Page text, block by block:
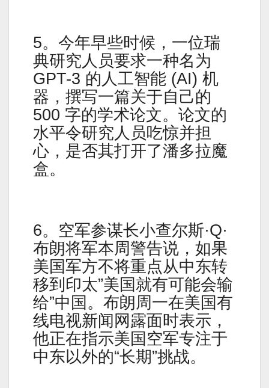
5。今年早些时候，一位瑞
典研究人员要求一种名为
GPT-3 的人工智能 (AI) 机
器，撰写一篇关于自己的
500 字的学术论文。论文的
水平令研究人员吃惊并担
心，是否其打开了潘多拉魔
盒。
6。空军参谋长小查尔斯·Q·
布朗将军本周警告说，如果
美国军方不将重点从中东转
移到印太”美国就有可能会输
给”中国。布朗周一在美国有
线电视新闻网露面时表示，
他正在指示美国空军专注于
中东以外的“长期”挑战。